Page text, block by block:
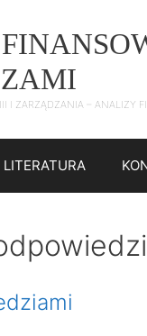
I ZARZĄDZANIA –
LITERATURA